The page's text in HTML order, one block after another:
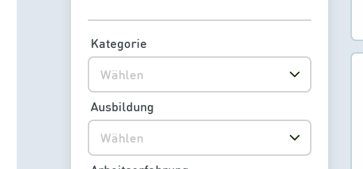
Wählen
Kategorie
Wählen
Ausbildung